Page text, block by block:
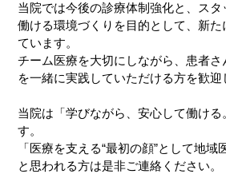
後天性真皮メラノサイトーシス
脂漏性角化症
たるみ
ニキビ・ニキビ痕・赤ら顔・ 妊娠線
フラクショナルレーザー
レーザーシャワー
スーパーフォトセラピー（IPL）
レーザーフェイシャル
Qスイッチルビーレーザー
CO2レーザー
クリニック紹介
アクセス
当院では今後の診療体制強化と、スタ
働ける環境づくりを目的として、新た
ています。
チーム医療を大切にしながら、患者
を一緒に実践していただける方を歓迎
当院は「学びながら、安心して働け
す。
「医療を支える“最初の顔”として地域
と思われる方は是非ご連絡ください。